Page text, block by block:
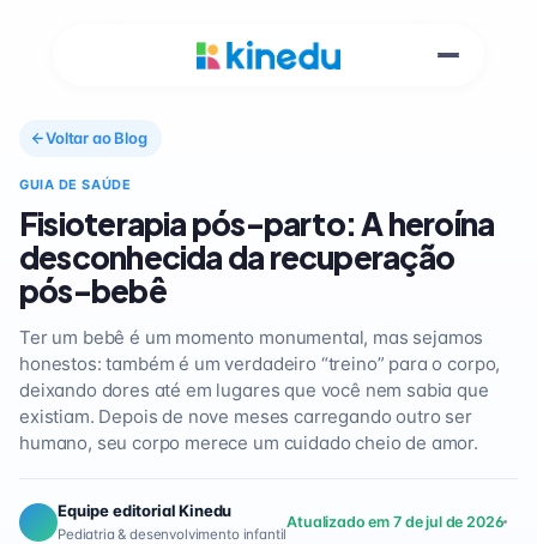
Voltar ao Blog
GUIA DE SAÚDE
Fisioterapia pós-parto: A heroína
desconhecida da recuperação
pós-bebê
Ter um bebê é um momento monumental, mas sejamos
honestos: também é um verdadeiro “treino” para o corpo,
deixando dores até em lugares que você nem sabia que
existiam. Depois de nove meses carregando outro ser
humano, seu corpo merece um cuidado cheio de amor.
Equipe editorial Kinedu
Pediatria & desenvolvimento infantil
Atualizado em 7 de jul de 2026